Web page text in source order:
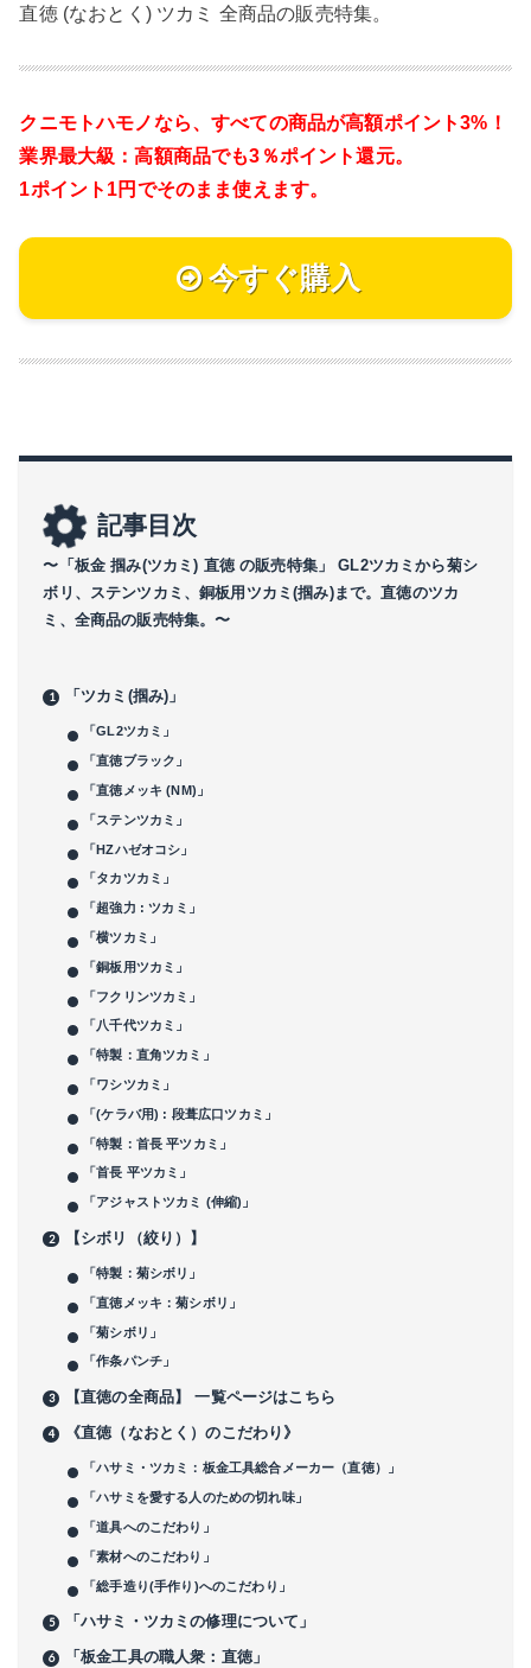
直徳 (なおとく) ツカミ 全商品の販売特集。
クニモトハモノなら、すべての商品が高額ポイント3%！
業界最大級：高額商品でも3％ポイント還元。
1ポイント1円でそのまま使えます。
今すぐ購入
記事目次
〜「板金 掴み(ツカミ) 直徳 の販売特集」 GL2ツカミから菊シ
ボリ、ステンツカミ、銅板用ツカミ(掴み)まで。直徳のツカ
ミ、全商品の販売特集。〜
「ツカミ(掴み)」
「GL2ツカミ」
「直徳ブラック」
「直徳メッキ (NM)」
「ステンツカミ」
「HZハゼオコシ」
「タカツカミ」
「超強力 : ツカミ」
「横ツカミ」
「銅板用ツカミ」
「フクリンツカミ」
「八千代ツカミ」
「特製：直角ツカミ」
「ワシツカミ」
「(ケラバ用) : 段葺広口ツカミ」
「特製：首長 平ツカミ」
「首長 平ツカミ」
「アジャストツカミ (伸縮)」
【シボリ（絞り）】
「特製：菊シボリ」
「直徳メッキ：菊シボリ」
「菊シボリ」
「作条パンチ」
【直徳の全商品】 一覧ページはこちら
《直徳（なおとく）のこだわり》
「ハサミ・ツカミ：板金工具総合メーカー（直徳）」
「ハサミを愛する人のための切れ味」
「道具へのこだわり」
「素材へのこだわり」
「総手造り(手作り)へのこだわり」
「ハサミ・ツカミの修理について」
「板金工具の職人衆：直徳」